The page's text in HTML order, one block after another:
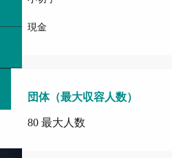
現金
団体（最大収容人数）
団体（最大収容人数）
80 最大人数